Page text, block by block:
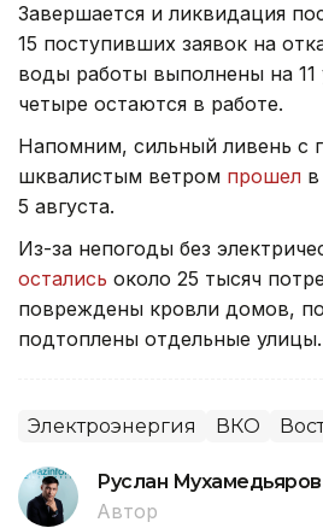
Завершается и ликвидация
15 поступивших заявок на
воды работы выполнены на 11
четыре остаются в работе.
Напомним, сильный ливень с
шквалистым ветром прошел
5 августа.
Из-за непогоды без
остались около 25 тысяч
повреждены кровли домов,
подтоплены отдельные улицы.
Электроэнергия ВКО
Руслан Мухамедьяров
Автор